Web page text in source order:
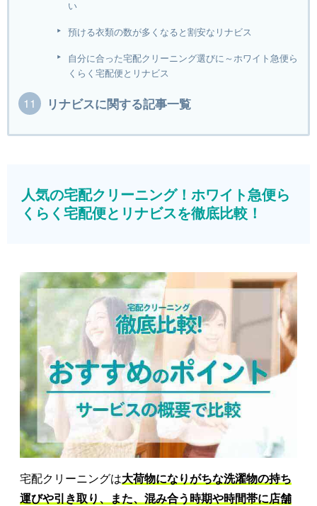
い
預ける衣類の数が多くなると割安なリナビス
自分に合った宅配クリーニング選びに～ホワイト急便ら
くらく宅配便とリナビス
リナビスに関する記事一覧
人気の宅配クリーニング！ホワイト急便ら
くらく宅配便とリナビスを徹底比較！
宅配クリーニングは大荷物になりがちな洗濯物の持ち
運びや引き取り、また、混み合う時期や時間帯に店舗